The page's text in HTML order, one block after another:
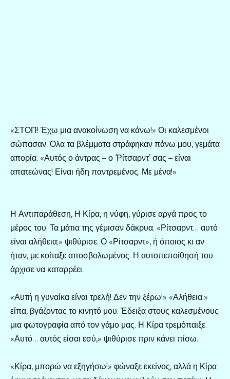
«ΣΤΟΠ! Έχω μια ανακοίνωση να κάνω!» Οι καλεσμένοι
σώπασαν. Όλα τα βλέμματα στράφηκαν πάνω μου, γεμάτα
απορία. «Αυτός ο άντρας – ο ‘Ρίτσαρντ’ σας – είναι
απατεώνας! Είναι ήδη παντρεμένος. Με μένα!»
Η Αντιπαράθεση, Η Κίρα, η νύφη, γύρισε αργά προς το
μέρος του. Τα μάτια της γέμισαν δάκρυα. «Ρίτσαρντ… αυτό
είναι αλήθεια;» ψιθύρισε. Ο «Ρίτσαρντ», ή όποιος κι αν
ήταν, με κοίταξε αποσβολωμένος. Η αυτοπεποίθησή του
άρχισε να καταρρέει.
«Αυτή η γυναίκα είναι τρελή! Δεν την ξέρω!» «Αλήθεια;»
είπα, βγάζοντας το κινητό μου. Έδειξα στους καλεσμένους
μια φωτογραφία από τον γάμο μας. Η Κίρα τρεμόπαιξε.
«Αυτό… αυτός είσαι εσύ,» ψιθύρισε πριν κάνει πίσω.
«Κίρα, μπορώ να εξηγήσω!» φώναξε εκείνος, αλλά η Κίρα